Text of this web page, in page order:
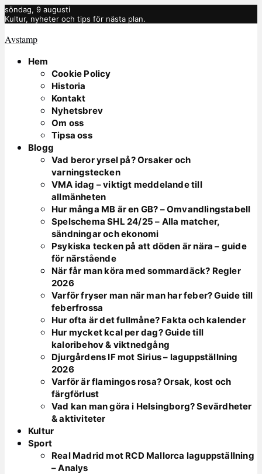
söndag, 9 augusti
Kultur, nyheter och tips för nästa plan.
Avstamp
Hem
Cookie Policy
Historia
Kontakt
Nyhetsbrev
Om oss
Tipsa oss
Blogg
Vad beror yrsel på? Orsaker och
varningstecken
VMA idag – viktigt meddelande till
allmänheten
Hur många MB är en GB? – Omvandlingstabell
Spelschema SHL 24/25 – Alla matcher,
sändningar och ekonomi
Psykiska tecken på att döden är nära – guide
för närstående
När får man köra med sommardäck? Regler
2026
Varför fryser man när man har feber? Guide till
feberfrossa
Hur ofta är det fullmåne? Fakta och kalender
Hur mycket kcal per dag? Guide till
kaloribehov & viktnedgång
Djurgårdens IF mot Sirius – laguppställning
2026
Varför är flamingos rosa? Orsak, kost och
färgförlust
Vad kan man göra i Helsingborg? Sevärdheter
& aktiviteter
Kultur
Sport
Real Madrid mot RCD Mallorca laguppställning
– Analys